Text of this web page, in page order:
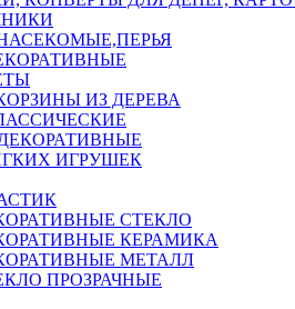
ИЗ ДЕРЕВА
ИГРУШЕК
СТЕКЛО
КЕРАМИКА
МЕТАЛЛ
ПРОЗРАЧНЫЕ